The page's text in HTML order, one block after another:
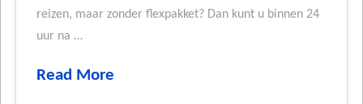
reizen, maar zonder flexpakket? Dan kunt u binnen 24
uur na …
Read More